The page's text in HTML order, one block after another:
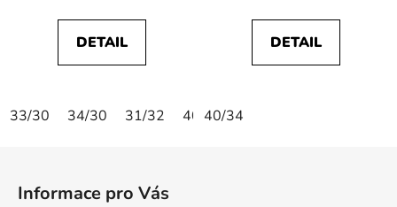
DETAIL
33/30 34/30 31/32 40/32 42/34
DETAIL
40/34
Informace pro Vás